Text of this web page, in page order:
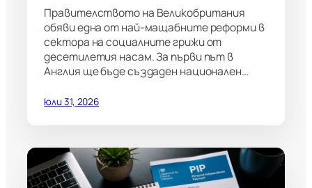
Правителството на Великобритания
обяви една от най-мащабните реформи в
сектора на социалните грижи от
десетилетия насам. За първи път в
Англия ще бъде създаден национален…
юли 31, 2026